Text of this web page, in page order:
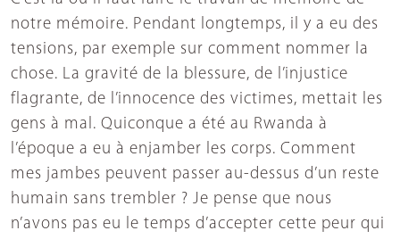
notre mémoire. Pendant longtemps, il y a eu des
tensions, par exemple sur comment nommer la
chose. La gravité de la blessure, de l’injustice
flagrante, de l’innocence des victimes, mettait les
gens à mal. Quiconque a été au Rwanda à
l’époque a eu à enjamber les corps. Comment
mes jambes peuvent passer au-dessus d’un reste
humain sans trembler ? Je pense que nous
n’avons pas eu le temps d’accepter cette peur qui